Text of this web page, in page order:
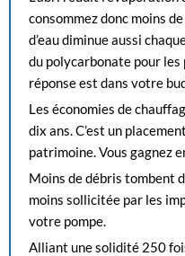
consommez donc moins
d’eau diminue aussi
du polycarbonate pour les
réponse est dans votre
Les économies de
dix ans. C’est un
patrimoine. Vous gagnez
Moins de débris tombent
moins sollicitée par les
votre pompe.
Alliant une solidité 250